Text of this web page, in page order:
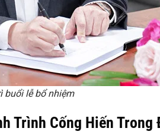
buổi lễ bổ nhiệm
Trình Cống Hiến Trong